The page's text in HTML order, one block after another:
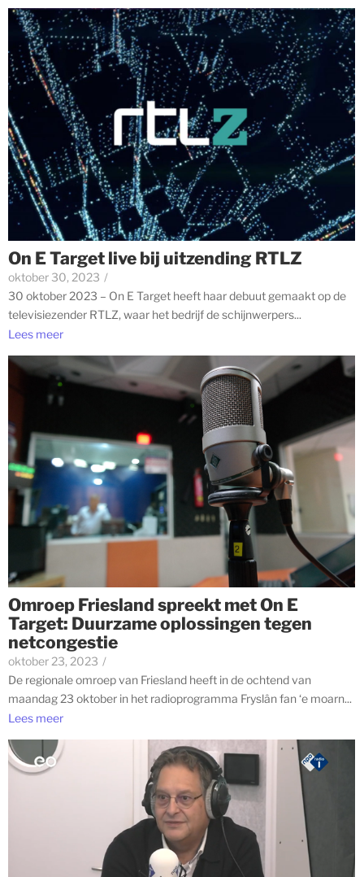
On E Target live bij uitzending RTLZ
oktober 30, 2023 /
30 oktober 2023 – On E Target heeft haar debuut gemaakt op de
televisiezender RTLZ, waar het bedrijf de schijnwerpers...
Lees meer
Omroep Friesland spreekt met On E
Target: Duurzame oplossingen tegen
netcongestie
oktober 23, 2023 /
De regionale omroep van Friesland heeft in de ochtend van
maandag 23 oktober in het radioprogramma Fryslân fan ‘e moarn...
Lees meer